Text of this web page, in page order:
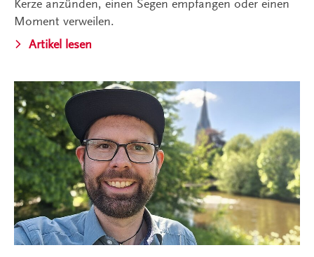
Kerze anzünden, einen Segen empfangen oder einen
Moment verweilen.
Artikel lesen